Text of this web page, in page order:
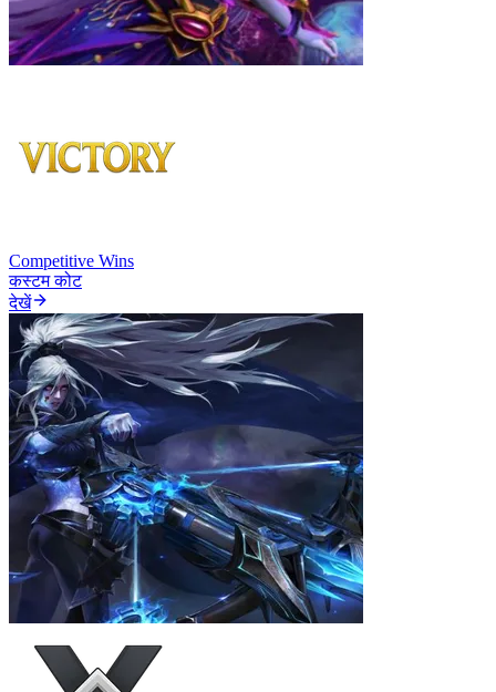
Competitive Wins
कस्टम कोट
देखें